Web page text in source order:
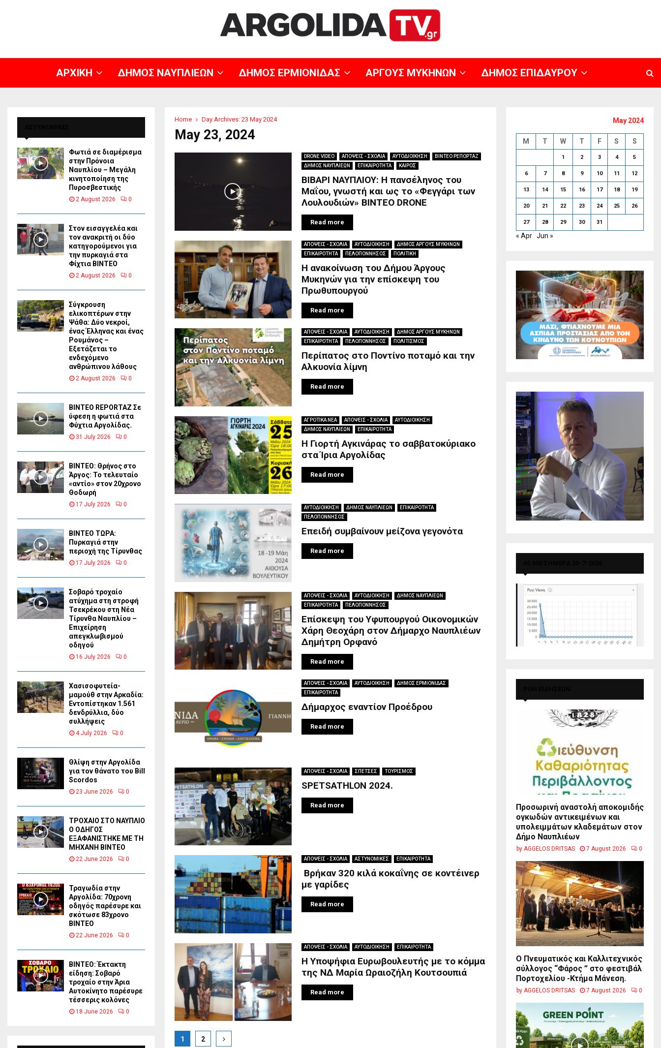
ΑΡΧΙΚΗ ΔΗΜΟΣ ΝΑΥΠΛΙΕΩΝ ΔΗΜΟΣ ΕΡΜΙΟΝΙΔΑΣ ΑΡΓΟΥΣ ΜΥΚΗΝΩΝ ΔΗΜΟΣ ΕΠΙΔΑΥΡΟΥ
Home Day Archives: 23 May 2024
May 23, 2024
DRONE VIDEO ΑΠΟΨΕΙΣ - ΣΧΟΛΙΑ ΑΥΤΟΔΙΟΙΚΗΣΗ
ΒΙΝΤΕΟ ΡΕΠΟΡΤΑΖ
ΔΗΜΟΣ ΝΑΥΠΛΙΕΩΝ
ΕΠΙΚΑΙΡΟΤΗΤΑ ΚΑΙΡΟΣ
ΒΙΒΑΡΙ ΝΑΥΠΛΙΟΥ: Η πανσέληνος του
Μαΐου, γνωστή και ως το «Φεγγάρι των
Λουλουδιών» ΒΙΝΤΕΟ DRONE
Read more
ΑΠΟΨΕΙΣ - ΣΧΟΛΙΑ ΑΥΤΟΔΙΟΙΚΗΣΗ
ΔΗΜΟΣ ΑΡΓΟΥΣ ΜΥΚΗΝΩΝ
ΕΠΙΚΑΙΡΟΤΗΤΑ
ΠΕΛΟΠΟΝΝΗΣΟΣ ΠΟΛΙΤΙΚΗ
Η ανακοίνωση του Δήμου Άργους
Μυκηνών για την επίσκεψη του
Πρωθυπουργού
Read more
ΑΠΟΨΕΙΣ - ΣΧΟΛΙΑ ΑΥΤΟΔΙΟΙΚΗΣΗ
ΔΗΜΟΣ ΑΡΓΟΥΣ ΜΥΚΗΝΩΝ
ΕΠΙΚΑΙΡΟΤΗΤΑ
ΠΕΛΟΠΟΝΝΗΣΟΣ ΠΟΛΙΤΙΣΜΟΣ
Περίπατος στο Ποντίνο ποταμό και την
Αλκυονία λίμνη
Read more
ΑΓΡΟΤΙΚΑ ΝΕΑ ΑΠΟΨΕΙΣ - ΣΧΟΛΙΑ
ΑΥΤΟΔΙΟΙΚΗΣΗ
ΔΗΜΟΣ ΝΑΥΠΛΙΕΩΝ
ΕΠΙΚΑΙΡΟΤΗΤΑ
Η Γιορτή Αγκινάρας το σαββατοκύριακο
στα Ίρια Αργολίδας
Read more
ΑΥΤΟΔΙΟΙΚΗΣΗ ΔΗΜΟΣ ΝΑΥΠΛΙΕΩΝ
ΕΠΙΚΑΙΡΟΤΗΤΑ
ΠΕΛΟΠΟΝΝΗΣΟΣ
Επειδή συμβαίνουν μείζονα γεγονότα
Read more
ΑΠΟΨΕΙΣ - ΣΧΟΛΙΑ ΑΥΤΟΔΙΟΙΚΗΣΗ
ΔΗΜΟΣ ΝΑΥΠΛΙΕΩΝ
ΕΠΙΚΑΙΡΟΤΗΤΑ
ΠΕΛΟΠΟΝΝΗΣΟΣ
Επίσκεψη του Υφυπουργού Οικονομικών
Χάρη Θεοχάρη στον Δήμαρχο Ναυπλιέων
Δημήτρη Ορφανό
Read more
ΑΠΟΨΕΙΣ - ΣΧΟΛΙΑ ΑΥΤΟΔΙΟΙΚΗΣΗ
ΔΗΜΟΣ ΕΡΜΙΟΝΙΔΑΣ
ΕΠΙΚΑΙΡΟΤΗΤΑ
Δήμαρχος εναντίον Προέδρου
Read more
ΑΠΟΨΕΙΣ - ΣΧΟΛΙΑ ΣΠΕΤΣΕΣ ΤΟΥΡΙΣΜΟΣ
SPETSATHLON 2024.
Read more
ΑΠΟΨΕΙΣ - ΣΧΟΛΙΑ ΑΣΤΥΝΟΜΙΚΕΣ ΕΠΙΚΑΙΡΟΤΗΤΑ
Βρήκαν 320 κιλά κοκαΐνης σε κοντέινερ
με γαρίδες
Read more
ΑΠΟΨΕΙΣ - ΣΧΟΛΙΑ ΑΥΤΟΔΙΟΙΚΗΣΗ ΕΠΙΚΑΙΡΟΤΗΤΑ
Η Υποψήφια Ευρωβουλευτής με το κόμμα
της ΝΔ Μαρία Ωραιοζήλη Κουτσουπιά
Read more
Posts
1 2
Φωτιά σε διαμέρισμα
στην Πρόνοια
Ναυπλίου – Μεγάλη
κινητοποίηση της
Πυροσβεστικής
2 August 2026 0
Στον εισαγγελέα και
τον ανακριτή οι δύο
κατηγορούμενοι για
την πυρκαγιά στα
Φίχτια ΒΙΝΤΕΟ
2 August 2026 0
Σύγκρουση
ελικοπτέρων στην
Ψάθα: Δύο νεκροί,
ένας Έλληνας και ένας
Ρουμάνος –
Εξετάζεται το
ενδεχόμενο
ανθρώπινου λάθους
2 August 2026 0
BINTEO REPORTAZ Σε
ύφεση η φωτιά στα
Φύχτια Αργολίδας.
31 July 2026 0
ΒΙΝΤΕΟ: Θρήνος στο
Άργος: Το τελευταίο
«αντίο» στον 20χρονο
Θοδωρή
17 July 2026 0
ΒΙΝΤΕΟ ΤΩΡΑ:
Πυρκαγιά στην
περιοχή της Τίρυνθας
17 July 2026 0
Σοβαρό τροχαίο
ατύχημα στη στροφή
Τσεκρέκου στη Νέα
Τίρυνθα Ναυπλίου –
Επιχείρηση
απεγκλωβισμού
οδηγού
16 July 2026 0
Χασισοφυτεία-
μαμούθ στην Αρκαδία:
Εντοπίστηκαν 1.561
δενδρύλλια, δύο
συλλήψεις
4 July 2026 0
Θλίψη στην Αργολίδα
για τον θάνατο του Bill
Scordos
23 June 2026 0
ΤΡΟΧΑΙΟ ΣΤΟ ΝΑΥΠΛΙΟ
Ο ΟΔΗΓΟΣ
ΕΞΑΦΑΝΙΣΤΗΚΕ ΜΕ ΤΗ
ΜΗΧΑΝΗ ΒΙΝΤΕΟ
22 June 2026 0
Τραγωδία στην
Αργολίδα: 70χρονη
οδηγός παρέσυρε και
σκότωσε 83χρονο
ΒΙΝΤΕΟ
22 June 2026 0
ΒΙΝΤΕΟ: Έκτακτη
είδηση: Σοβαρό
τροχαίο στην Άρια
Αυτοκίνητο παρέσυρε
τέσσερις κολόνες
18 June 2026 0
May 2024
M T W T F S S
1 2 3 4 5
6 7 8 9 10 11 12
13 14 15 16 17 18 19
20 21 22 23 24 25 26
27 28 29 30 31
« Apr Jun »
Προσωρινή αναστολή αποκομιδής
ογκωδών αντικειμένων και
υπολειμμάτων κλαδεμάτων στον
Δήμο Ναυπλιέων
by AGGELOS DRITSAS 7 August 2026 0
Ο Πνευματικός και Καλλιτεχνικός
σύλλογος “Φάρος ” στο φεστιβάλ
Πορτοχελίου -Κτήμα Μάνεση.
by AGGELOS DRITSAS 7 August 2026 0